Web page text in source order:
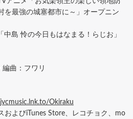
を最強の城塞都市に～」オープニン
中島 怜の今日もはなまる！らじお」
曲：フワリ
Okiraku
およびiTunes Store、レコチョク、mo